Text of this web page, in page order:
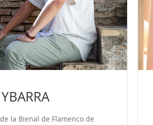
la Bienal de Flamenco de